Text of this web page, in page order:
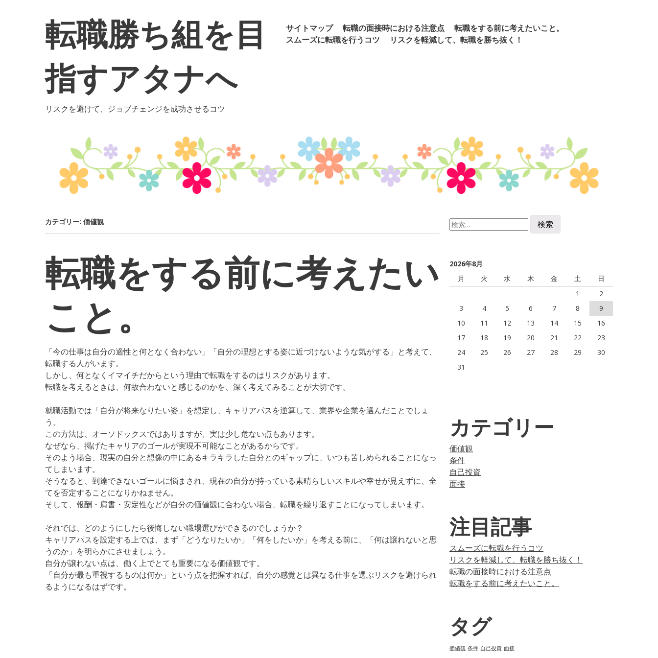
転職勝ち組を目
指すアタナへ
リスクを避けて、ジョブチェンジを成功させるコツ
メニュー
コンテンツへ移動
サイトマップ 転職の面接時における注意点
転職をする前に考えたいこと。
スムーズに転職を行うコツ
リスクを軽減して、転職を勝ち抜く！
カテゴリー: 価値観
転職をする前に考えたい
こと。
「今の仕事は自分の適性と何となく合わない」「自分の理想とする姿に近づけないような気がする」と考えて、
転職する人がいます。
しかし、何となくイマイチだからという理由で転職をするのはリスクがあります。
転職を考えるときは、何故合わないと感じるのかを、深く考えてみることが大切です。
就職活動では「自分が将来なりたい姿」を想定し、キャリアパスを逆算して、業界や企業を選んだことでしょ
う。
この方法は、オーソドックスではありますが、実は少し危ない点もあります。
なぜなら、掲げたキャリアのゴールが実現不可能なことがあるからです。
そのよう場合、現実の自分と想像の中にあるキラキラした自分とのギャップに、いつも苦しめられることになっ
てしまいます。
そうなると、到達できないゴールに悩まされ、現在の自分が持っている素晴らしいスキルや幸せが見えずに、全
てを否定することになりかねません。
そして、報酬・肩書・安定性などが自分の価値観に合わない場合、転職を繰り返すことになってしまいます。
それでは、どのようにしたら後悔しない職場選びができるのでしょうか？
キャリアパスを設定する上では、まず「どうなりたいか」「何をしたいか」を考える前に、「何は譲れないと思
うのか」を明らかにさせましょう。
自分が譲れない点は、働く上でとても重要になる価値観です。
「自分が最も重視するものは何か」という点を把握すれば、自分の感覚とは異なる仕事を選ぶリスクを避けられ
るようになるはずです。
検
索:
2026年8月
月
火 水 木 金 土
日
1
2
3
4 5 6 7 8
9
10
11 12 13 14 15
16
17
18 19 20 21 22
23
24
25 26 27 28 29
30
31
カテゴリー
価値観
条件
自己投資
面接
注目記事
スムーズに転職を行うコツ
リスクを軽減して、転職を勝ち抜く！
転職の面接時における注意点
転職をする前に考えたいこと。
タグ
価値観 条件 自己投資 面接